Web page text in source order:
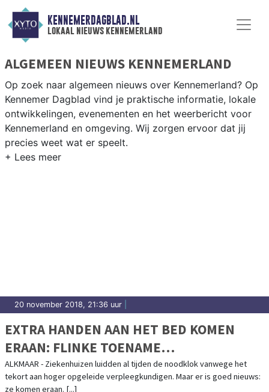
KENNEMERDAGBLAD.NL
lokaal nieuws kennemerland
ALGEMEEN NIEUWS KENNEMERLAND
Op zoek naar algemeen nieuws over Kennemerland? Op
Kennemer Dagblad vind je praktische informatie, lokale
ontwikkelingen, evenementen en het weerbericht voor
Kennemerland en omgeving. Wij zorgen ervoor dat jij
precies weet wat er speelt.
20 november 2018, 21:36 uur
EXTRA HANDEN AAN HET BED KOMEN
ERAAN: FLINKE TOENAME
VERPLEEGKUNDESTUDENTEN
ALKMAAR - Ziekenhuizen luidden al tijden de noodklok vanwege het
tekort aan hoger opgeleide verpleegkundigen. Maar er is goed nieuws:
ze komen eraan. [...]